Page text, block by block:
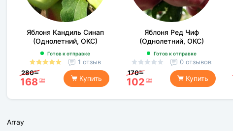
Яблоня Кандиль Синап
(Однолетний, ОКС)
Готов к отправке
1 отзыв
280 грн
168 грн Купить
Яблоня Ред Чиф
(Однолетний, ОКС)
Готов к отправке
0 отзывов
170 грн
102 грн Купить
Array